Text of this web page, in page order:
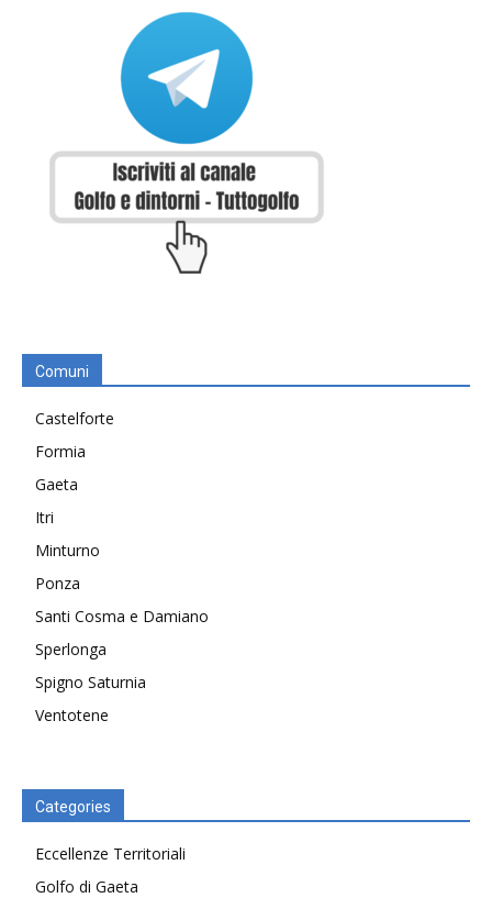
Comuni
Castelforte
Formia
Gaeta
Itri
Minturno
Ponza
Santi Cosma e Damiano
Sperlonga
Spigno Saturnia
Ventotene
Categories
Eccellenze Territoriali
Golfo di Gaeta